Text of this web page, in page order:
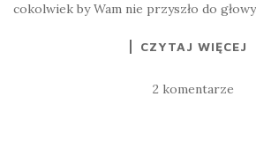
cokolwiek by Wam nie przyszło do
CZYTAJ WIĘCEJ
2 komentarze